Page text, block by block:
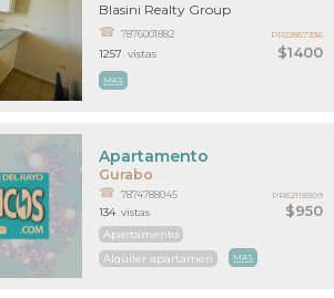
$1400
Blasini Realty Group
7876001882
MAS
1257 vistas
PR22857336
Gurabo
$950
Apartamento
7874788045
Apartamento
Alquiler apartamen
MAS
134 vistas
PR62118309